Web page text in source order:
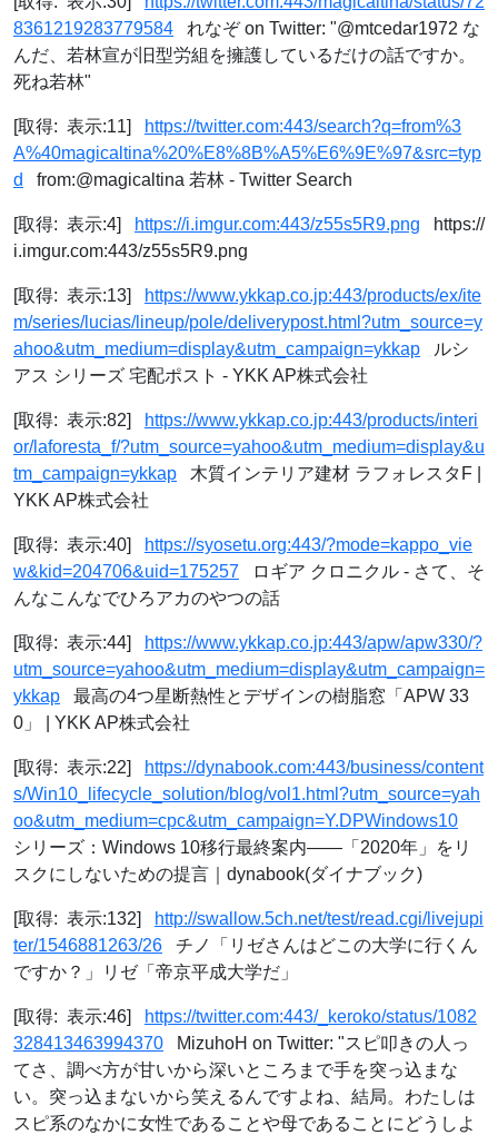
8361219283779584 れなぞ on Twitter: "@mtcedar1972 な
んだ、若林宣が旧型労組を擁護しているだけの話ですか。
死ね若林"
[取得: 表示:11]
https://twitter.com:443/search?q=from%3
A%40magicaltina%20%E8%8B%A5%E6%9E%97&src=typ
d
from:@magicaltina 若林 - Twitter Search
[取得: 表示:4] https://i.imgur.com:443/z55s5R9.png https://
i.imgur.com:443/z55s5R9.png
[取得: 表示:13]
https://www.ykkap.co.jp:443/products/ex/ite
m/series/lucias/lineup/pole/deliverypost.html?utm_source=y
ahoo&utm_medium=display&utm_campaign=ykkap ルシ
アス シリーズ 宅配ポスト - YKK AP株式会社
[取得: 表示:82]
https://www.ykkap.co.jp:443/products/interi
or/laforesta_f/?utm_source=yahoo&utm_medium=display&u
tm_campaign=ykkap 木質インテリア建材 ラフォレスタF |
YKK AP株式会社
[取得: 表示:40]
https://syosetu.org:443/?mode=kappo_vie
w&kid=204706&uid=175257 ロギア クロニクル - さて、そ
んなこんなでひろアカのやつの話
[取得: 表示:44]
https://www.ykkap.co.jp:443/apw/apw330/?
utm_source=yahoo&utm_medium=display&utm_campaign=
ykkap 最高の4つ星断熱性とデザインの樹脂窓「APW 33
0」 | YKK AP株式会社
[取得: 表示:22]
https://dynabook.com:443/business/content
s/Win10_lifecycle_solution/blog/vol1.html?utm_source=yah
oo&utm_medium=cpc&utm_campaign=Y.DPWindows10
シリーズ：Windows 10移行最終案内――「2020年」をリ
スクにしないための提言｜dynabook(ダイナブック)
[取得: 表示:132]
http://swallow.5ch.net/test/read.cgi/livejupi
ter/1546881263/26 チノ「リゼさんはどこの大学に行くん
ですか？」リゼ「帝京平成大学だ」
[取得: 表示:46]
https://twitter.com:443/_keroko/status/1082
328413463994370 MizuhoH on Twitter: "スピ叩きの人っ
てさ、調べ方が甘いから深いところまで手を突っ込まな
い。突っ込まないから笑えるんですよね、結局。わたしは
スピ系のなかに女性であることや母であることにどうしよ